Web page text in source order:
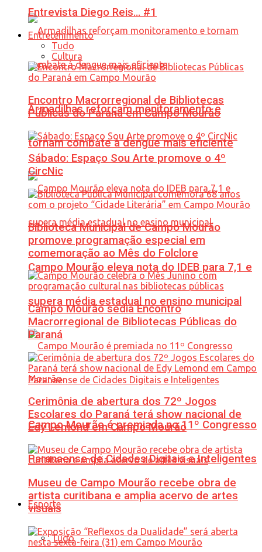
Armadilhas reforçam monitoramento e
tornam combate à dengue mais eficiente
Campo Mourão eleva nota do IDEB para 7,1 e
supera média estadual no ensino municipal
Campo Mourão é premiada no 11º Congresso
Paranaense de Cidades Digitais e Inteligentes
Esporte
Tudo
Entrevista Diego Reis… #1
Entretenimento
Tudo
Cultura
Encontro Macrorregional de Bibliotecas
Públicas do Paraná em Campo Mourão
Sábado: Espaço Sou Arte promove o 4º
CircNic
Biblioteca Municipal de Campo Mourão
promove programação especial em
comemoração ao Mês do Folclore
Campo Mourão sedia Encontro
Macrorregional de Bibliotecas Públicas do
Paraná
Cerimônia de abertura dos 72º Jogos
Escolares do Paraná terá show nacional de
Edy Lemond em Campo Mourão
Museu de Campo Mourão recebe obra de
artista curitibana e amplia acervo de artes
visuais